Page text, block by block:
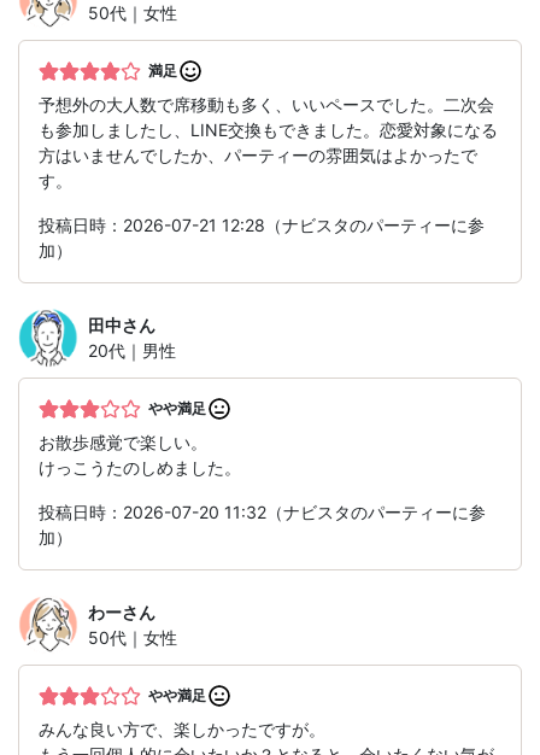
50代｜女性
満足
予想外の大人数で席移動も多く、いいペースでした。二次会
も参加しましたし、LINE交換もできました。恋愛対象になる
方はいませんでしたか、パーティーの雰囲気はよかったで
す。
投稿日時：2026-07-21 12:28（ナビスタのパーティーに参
加）
田中さん
20代｜男性
やや満足
お散歩感覚で楽しい。
けっこうたのしめました。
投稿日時：2026-07-20 11:32（ナビスタのパーティーに参
加）
わーさん
50代｜女性
やや満足
みんな良い方で、楽しかったですが。